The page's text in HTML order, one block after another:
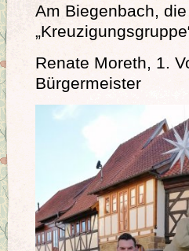
Am Biegenbach,
Renate Moreth, 1.
Bürgermeister